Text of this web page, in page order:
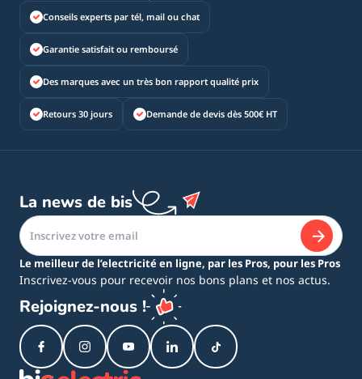
Conseils experts par tél, mail ou chat
Garantie satisfait ou remboursé
Des marques avec un très bon rapport qualité prix
Retours 30 jours Demande de devis dès 500€ HT
La news de bis
Le meilleur de l’electricité en ligne, par les Pros, pour les Pros
Inscrivez-vous pour recevoir nos bons plans et nos actus.
Rejoignez-nous !